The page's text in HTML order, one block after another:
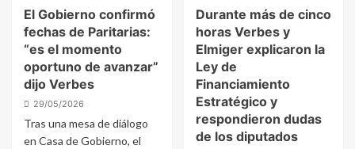
El Gobierno confirmó
fechas de Paritarias:
“es el momento
oportuno de avanzar”
dijo Verbes
29/05/2026
Tras una mesa de diálogo
en Casa de Gobierno, el
Durante más de cinco
horas Verbes y
Elmiger explicaron la
Ley de
Financiamiento
Estratégico y
respondieron dudas
de los diputados